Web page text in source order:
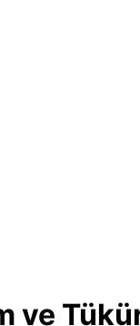
ve